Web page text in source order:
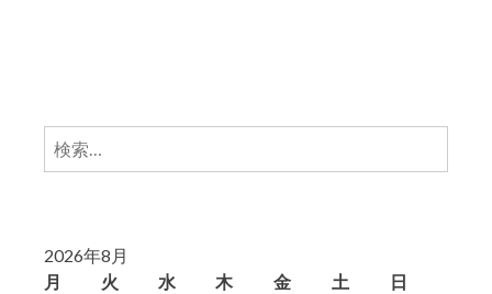
検
2026年8月
月
火 水 木 金 土 日